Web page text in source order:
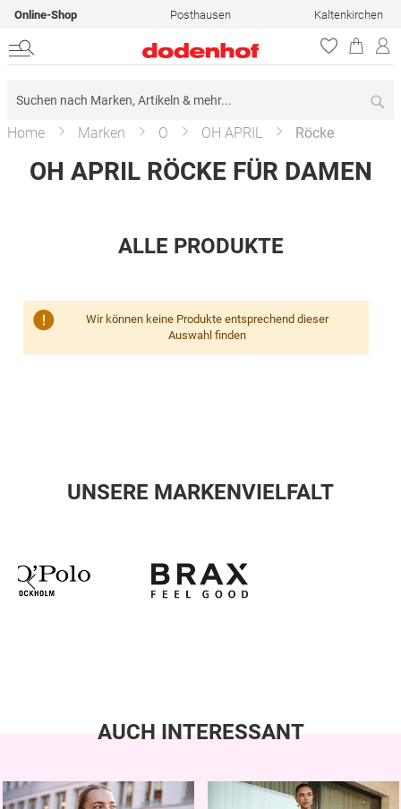
Online-Shop Posthausen Kaltenkirchen
Home Marken O OH APRIL Röcke
OH APRIL RÖCKE FÜR DAMEN
ALLE PRODUKTE
Wir können keine Produkte entsprechend dieser
Auswahl finden
UNSERE MARKENVIELFALT
AUCH INTERESSANT